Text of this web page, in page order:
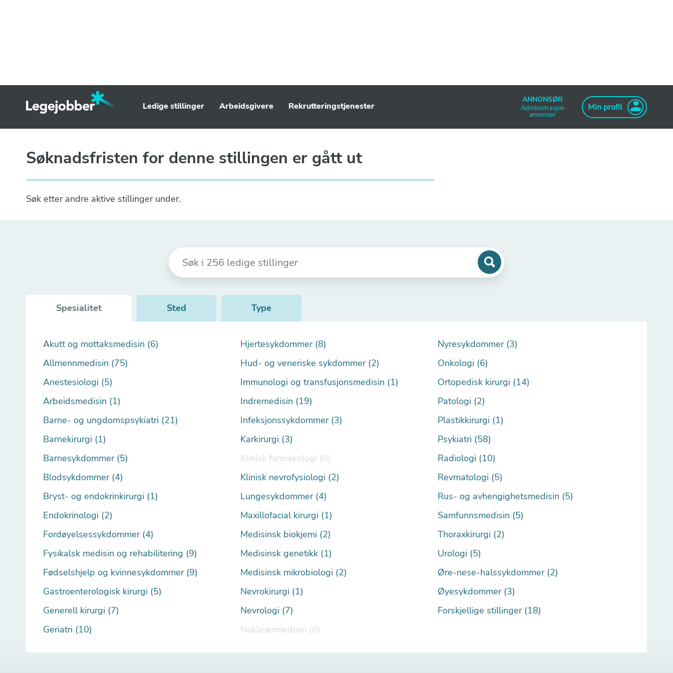
Ledige stillinger Arbeidsgivere Rekrutteringstjenester
ANNONSØR
Administrasjon
annonser
Min profil
Søknadsfristen for denne stillingen er gått ut
Søk etter andre aktive stillinger under.
Spesialitet Sted Type
Akutt og mottaksmedisin (6)
Allmennmedisin (75)
Anestesiologi (5)
Arbeidsmedisin (1)
Barne- og ungdomspsykiatri (21)
Barnekirurgi (1)
Barnesykdommer (5)
Blodsykdommer (4)
Bryst- og endokrinkirurgi (1)
Endokrinologi (2)
Fordøyelsessykdommer (4)
Fysikalsk medisin og rehabilitering (9)
Fødselshjelp og kvinnesykdommer (9)
Gastroenterologisk kirurgi (5)
Generell kirurgi (7)
Geriatri (10)
Hjertesykdommer (8)
Hud- og veneriske sykdommer (2)
Immunologi og transfusjonsmedisin (1)
Indremedisin (19)
Infeksjonssykdommer (3)
Karkirurgi (3)
Klinisk farmakologi (0)
Klinisk nevrofysiologi (2)
Lungesykdommer (4)
Maxillofacial kirurgi (1)
Medisinsk biokjemi (2)
Medisinsk genetikk (1)
Medisinsk mikrobiologi (2)
Nevrokirurgi (1)
Nevrologi (7)
Nukleærmedisin (0)
Nyresykdommer (3)
Onkologi (6)
Ortopedisk kirurgi (14)
Patologi (2)
Plastikkirurgi (1)
Psykiatri (58)
Radiologi (10)
Revmatologi (5)
Rus- og avhengighetsmedisin (5)
Samfunnsmedisin (5)
Thoraxkirurgi (2)
Urologi (5)
Øre-nese-halssykdommer (2)
Øyesykdommer (3)
Forskjellige stillinger (18)